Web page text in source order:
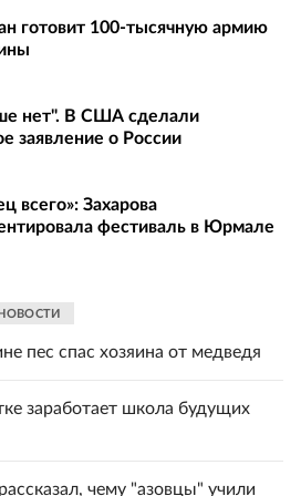
готовит 100-тысячную армию
нет". В США сделали
заявление о России
всего»: Захарова
фестиваль в Юрмале
пес спас хозяина от медведя
заработает школа будущих
чему "азовцы" учили